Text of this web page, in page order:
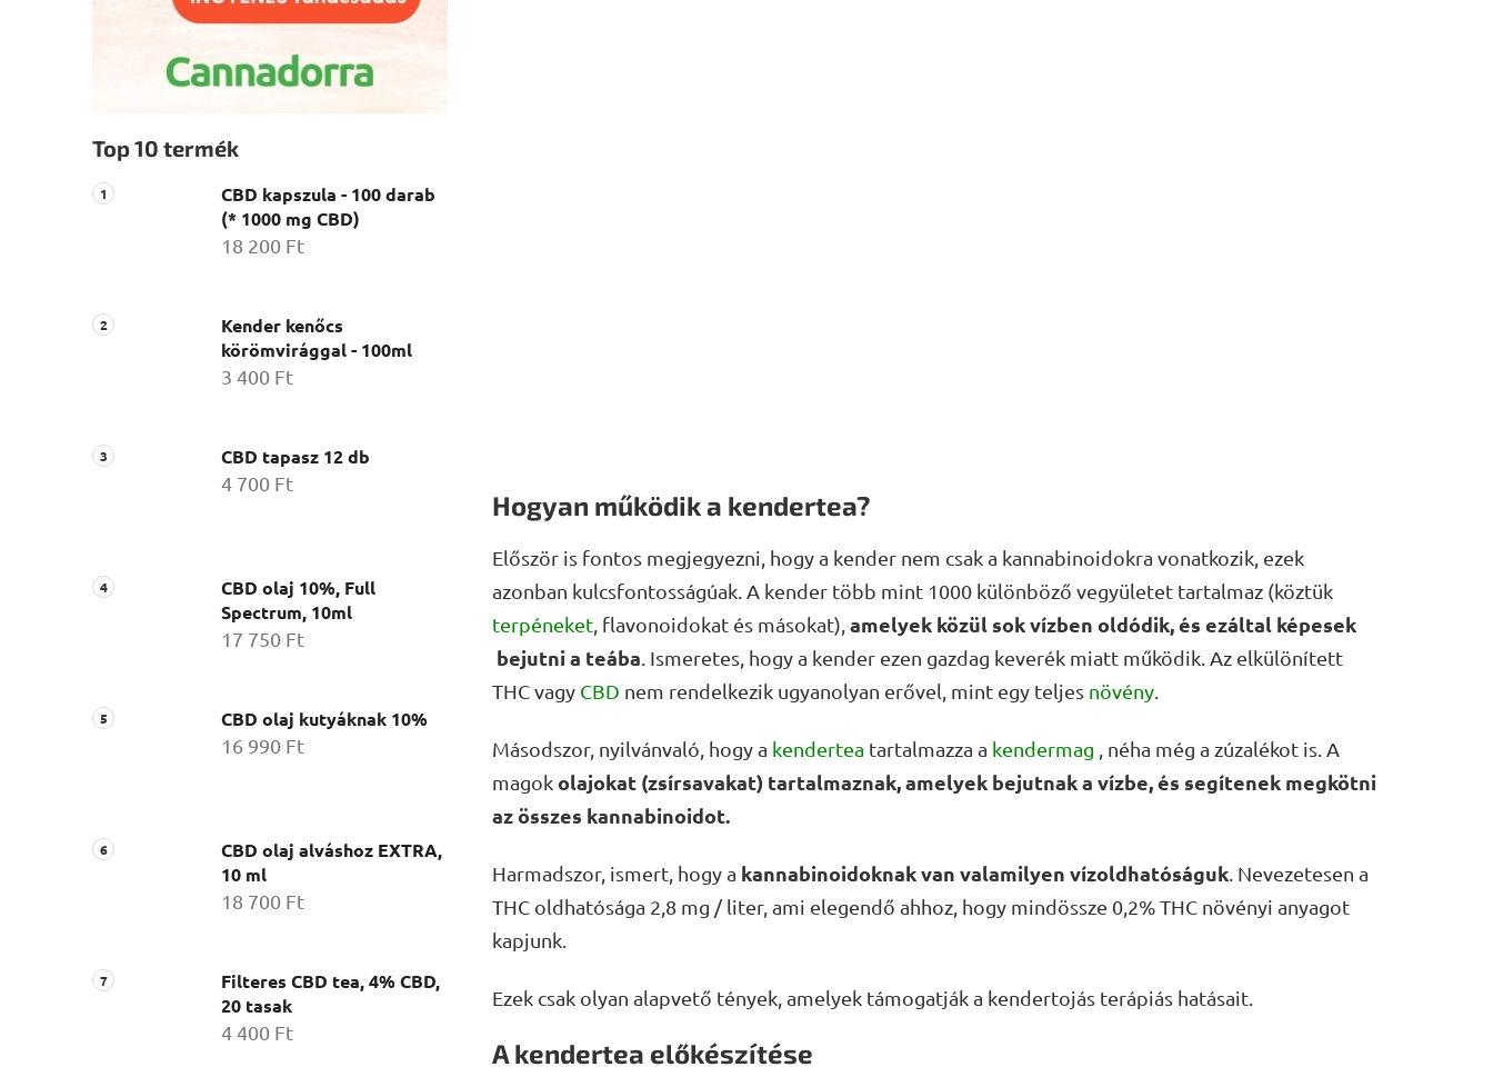
Top 10 termék
CBD kapszula - 100 darab
(* 1000 mg CBD)
18 200 Ft
Kender kenőcs
körömvirággal - 100ml
3 400 Ft
CBD tapasz 12 db
4 700 Ft
CBD olaj 10%, Full
Spectrum, 10ml
17 750 Ft
CBD olaj kutyáknak 10%
16 990 Ft
CBD olaj alváshoz EXTRA,
10 ml
18 700 Ft
Filteres CBD tea, 4% CBD,
20 tasak
4 400 Ft
Hogyan működik a kendertea?
Először is fontos megjegyezni, hogy a kender nem csak a kannabinoidokra vonatkozik, ezek
azonban kulcsfontosságúak. A kender több mint 1000 különböző vegyületet tartalmaz (köztük
terpéneket, flavonoidokat és másokat),amelyek közül sok vízben oldódik, és ezáltal képesek
bejutni a teába. Ismeretes, hogy a kender ezen gazdag keverék miatt működik. Az elkülönített
THC vagy CBD nem rendelkezik ugyanolyan erővel, mint egy teljes növény.
Másodszor, nyilvánvaló, hogy a kendertea tartalmazza a kendermag , néha még a zúzalékot is. A
magokolajokat (zsírsavakat) tartalmaznak, amelyek bejutnak a vízbe, és segítenek megkötni
az összes kannabinoidot.
Harmadszor, ismert, hogy a kannabinoidoknak van valamilyen vízoldhatóságuk. Nevezetesen a
THC oldhatósága 2,8 mg / liter, ami elegendő ahhoz, hogy mindössze 0,2% THC növényi anyagot
kapjunk.
Ezek csak olyan alapvető tények, amelyek támogatják a kendertojás terápiás hatásait.
A kendertea előkészítése